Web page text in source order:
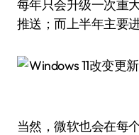
每年只会升级一次重
推送；而上半年主要
当然，微软也会在每